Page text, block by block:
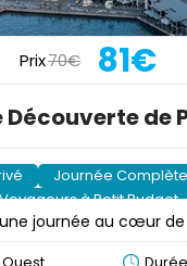
Prix70€ 81€
de
Journée Complète
à Petit Budget
journée au cœur de